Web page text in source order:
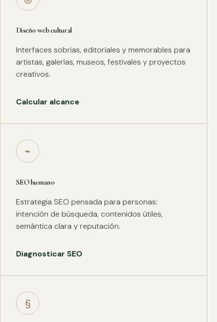
Diseño web cultural
Interfaces sobrias, editoriales y memorables para
artistas, galerías, museos, festivales y proyectos
creativos.
Calcular alcance
⌁
SEO humano
Estrategia SEO pensada para personas:
intención de búsqueda, contenidos útiles,
semántica clara y reputación.
Diagnosticar SEO
§